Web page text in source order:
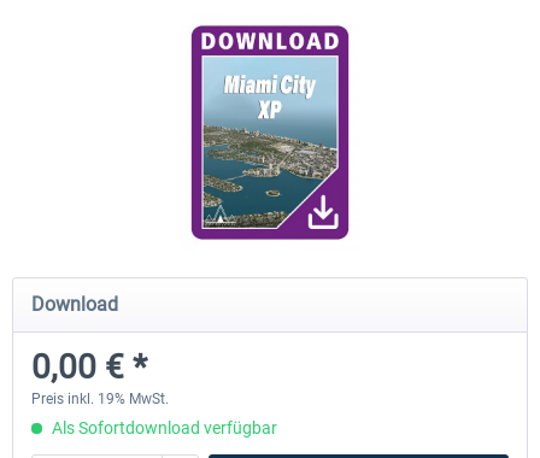
FunnerFlight - KSAN, KNZY & Naval
Base San...
19,95 € *
Saint Croix XP
Download
0,00 € *
Preis inkl. 19% MwSt.
Als Sofortdownload verfügbar